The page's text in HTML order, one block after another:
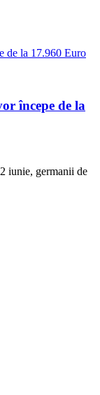
începe de la
iunie, germanii de